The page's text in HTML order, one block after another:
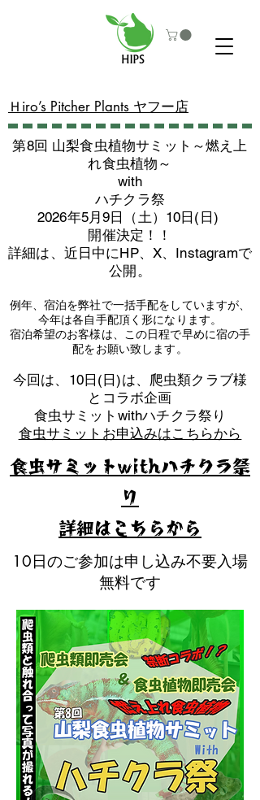
​Ｈiro’s Pitcher Plants ヤフー店
第8回 山梨食虫植物サミット～燃え上
れ食虫植物～
with
​ハチクラ祭
2026年5月9日（土）10日(日)
​開催決定！！
詳細は、近日中にHP、X、Instagramで
公開。
例年、宿泊を弊社で一括手配をしていますが、
今年は各自手配頂く形になります。
​宿泊希望のお客様は、この日程で早めに宿の手
配をお願い致します。
​今回は、10日(日)は、爬虫類クラブ様
とコラボ企画
​食虫サミットwithハチクラ祭り
食虫サミットお申込みはこちらから
10日のご参加は申し込み不要入場
無料です
食虫サミットwithハチクラ祭
り
​詳細はこちらから